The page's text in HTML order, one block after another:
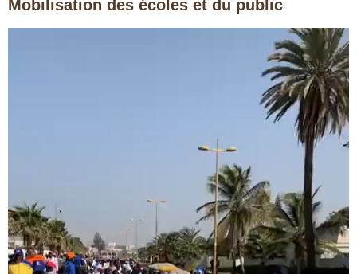
Mobilisation des écoles et du public